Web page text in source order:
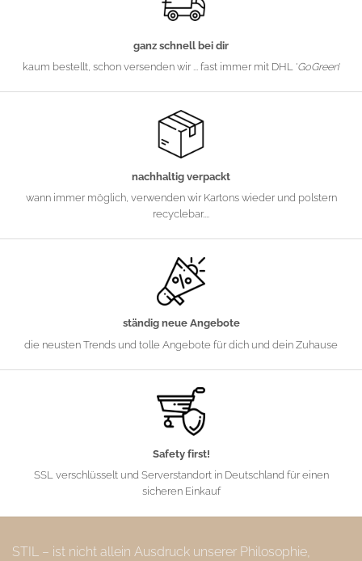
ganz schnell bei dir
kaum bestellt, schon versenden wir ... fast immer mit DHL 'GoGreen'
nachhaltig verpackt
wann immer möglich, verwenden wir Kartons wieder und polstern
recyclebar....
ständig neue Angebote
die neusten Trends und tolle Angebote für dich und dein Zuhause
Safety first!
SSL verschlüsselt und Serverstandort in Deutschland für einen
sicheren Einkauf
STIL – ist nicht allein Ausdruck unserer Philosophie,